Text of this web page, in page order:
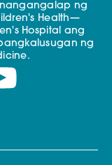
ng
Health—
Hospital ang
ng